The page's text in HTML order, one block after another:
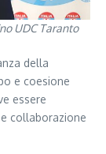
UDC Taranto
della
e coesione
essere
collaborazione